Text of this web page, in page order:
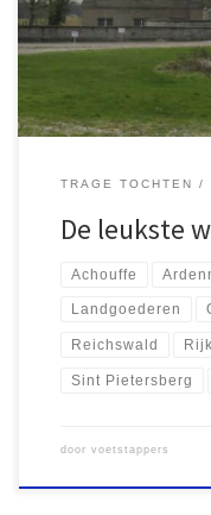
Kennedymars van
aan training […]
TRAGE TOCHTEN
De leukste
Achouffe
Landgoederen
Reichswald
Sint Pietersberg
door voetstappers